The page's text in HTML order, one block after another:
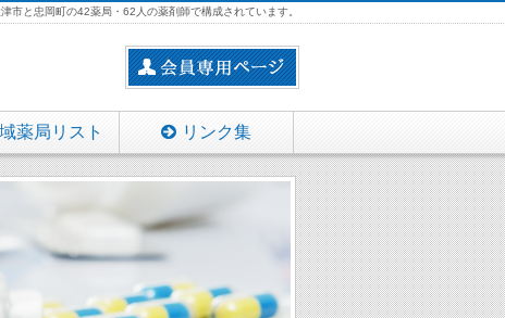
市と忠岡町の42薬局・62人の薬剤師で構成されています。
薬局リスト リンク集